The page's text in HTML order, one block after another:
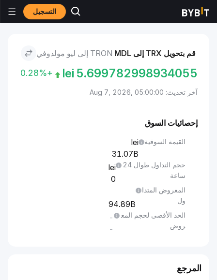
التسجيل
الأسواق
قم بتحويل TRX إلى MDL TRON إلى ليو مولدوفي
lei 5.699782998934055
+0.28%
آخر تحديث: Aug 7, 2026, 05:00:00
إحصائيات السوق
القيمة السوقية
31.07B
حجم التداول طوال 24
ساعة
0
المعروض المتدا
ول
94.89B
الحد الأقصى لحجم المع
روض
-
-
المرجع